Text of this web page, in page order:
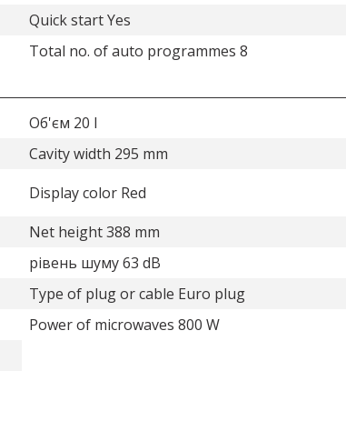
Quick start Yes
Total no. of auto programmes 8
Об'єм 20 l
Cavity width 295 mm
Display color Red
Net height 388 mm
рівень шуму 63 dB
Type of plug or cable Euro plug
Power of microwaves 800 W